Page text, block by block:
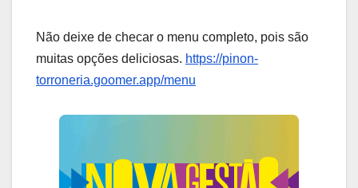
Não deixe de checar o menu completo, pois são
muitas opções deliciosas. https://pinon-
torroneria.goomer.app/menu